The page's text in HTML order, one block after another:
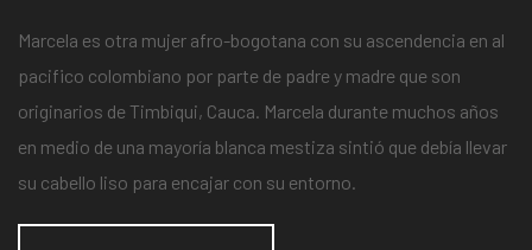
Marcela es otra mujer afro-bogotana con su ascendencia en al
pacifico colombiano por parte de padre y madre que son
originarios de Timbiqui, Cauca. Marcela durante muchos años
en medio de una mayoría blanca mestiza sintió que debía llevar
su cabello liso para encajar con su entorno.